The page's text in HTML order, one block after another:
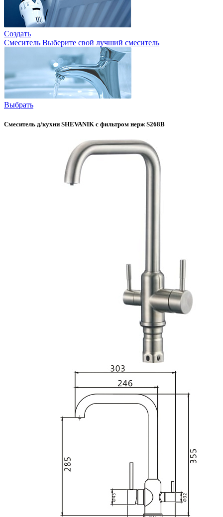
Создать
Смеситель Выберите свой лучший смеситель
Выбрать
Смеситель д/кухни SHEVANIK с фильтром нерж S268B